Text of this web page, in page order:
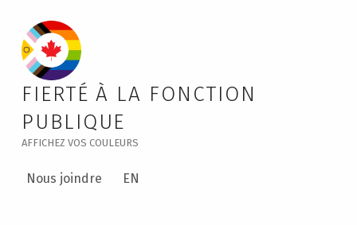
Our History – Public Service Pride
FIERTÉ À LA FONCTION
PUBLIQUE
AFFICHEZ VOS COULEURS
Nous joindre EN